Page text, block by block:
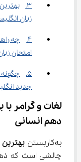
3.
زبان
امتحان
جدید
لغات و گرامر
دهم انسانی
به‌کاربستن